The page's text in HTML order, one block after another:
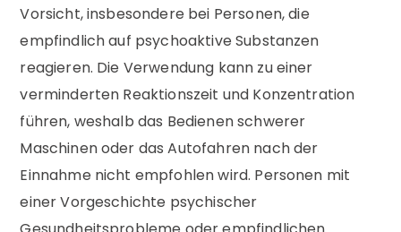
Vorsicht, insbesondere bei Personen, die
empfindlich auf psychoaktive Substanzen
reagieren. Die Verwendung kann zu einer
verminderten Reaktionszeit und Konzentration
führen, weshalb das Bedienen schwerer
Maschinen oder das Autofahren nach der
Einnahme nicht empfohlen wird. Personen mit
einer Vorgeschichte psychischer